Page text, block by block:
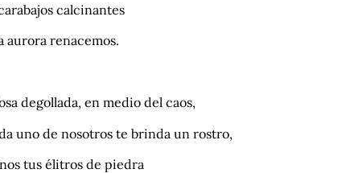
calcinantes
aurora renacemos.
degollada, en medio del caos,
uno de nosotros te brinda un rostro,
tus élitros de piedra